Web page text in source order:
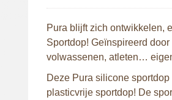
Pura blijft zich ontwikkelen,
Sportdop! Geïnspireerd
volwassenen, atleten…
Deze Pura silicone
plasticvrije sportdop! De